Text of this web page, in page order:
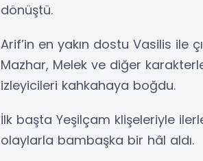
dönüştü.
Arif’in en yakın dostu Vasilis ile
Mazhar, Melek ve diğer
izleyicileri kahkahaya boğdu.
İlk başta Yeşilçam klişeleriyle
olaylarla bambaşka bir hâl aldı.